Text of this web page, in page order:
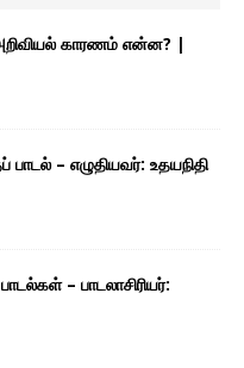
அறிவியல் காரணம் என்ன? |
பாடல் – எழுதியவர்: உதயநிதி
– பாடலாசிரியர்: